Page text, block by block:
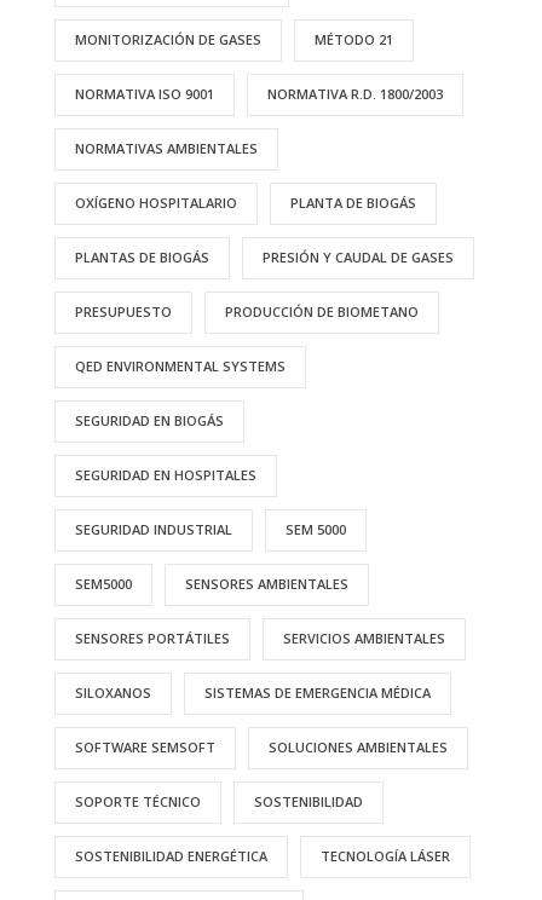
MONITORIZACIÓN DE GASES MÉTODO 21
NORMATIVA ISO 9001 NORMATIVA R.D. 1800/2003
NORMATIVAS AMBIENTALES
OXÍGENO HOSPITALARIO PLANTA DE BIOGÁS
PLANTAS DE BIOGÁS PRESIÓN Y CAUDAL DE GASES
PRESUPUESTO PRODUCCIÓN DE BIOMETANO
QED ENVIRONMENTAL SYSTEMS
SEGURIDAD EN BIOGÁS
SEGURIDAD EN HOSPITALES
SEGURIDAD INDUSTRIAL SEM 5000
SEM5000 SENSORES AMBIENTALES
SENSORES PORTÁTILES SERVICIOS AMBIENTALES
SILOXANOS SISTEMAS DE EMERGENCIA MÉDICA
SOFTWARE SEMSOFT SOLUCIONES AMBIENTALES
SOPORTE TÉCNICO SOSTENIBILIDAD
SOSTENIBILIDAD ENERGÉTICA TECNOLOGÍA LÁSER